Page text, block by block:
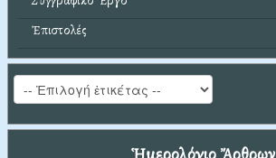
Ἐπιστολές